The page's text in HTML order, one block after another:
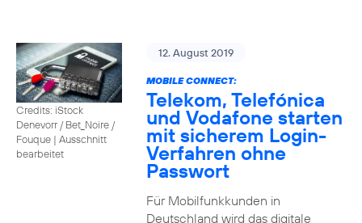
Credits: iStock
Denevorr / Bet_Noire /
Fouque | Ausschnitt
bearbeitet
12. August 2019
MOBILE CONNECT:
Telekom, Telefónica
und Vodafone starten
mit sicherem Login-
Verfahren ohne
Passwort
Für Mobilfunkkunden in
Deutschland wird das digitale